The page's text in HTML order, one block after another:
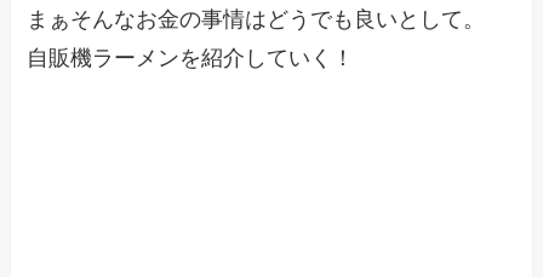
まぁそんなお金の事情はどうでも良いとして。
自販機ラーメンを紹介していく！